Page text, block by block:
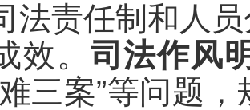
法责任制和人
效。 司法作风
三案”等问题